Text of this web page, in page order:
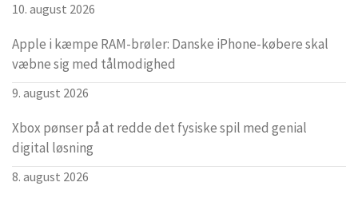
10. august 2026
Apple i kæmpe RAM-brøler: Danske iPhone-købere skal
væbne sig med tålmodighed
9. august 2026
Xbox pønser på at redde det fysiske spil med genial
digital løsning
8. august 2026